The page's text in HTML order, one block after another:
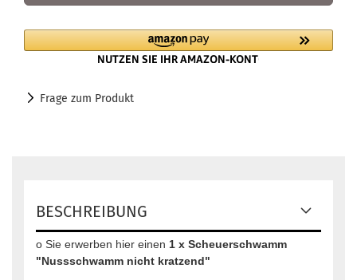
Frage zum Produkt
BESCHREIBUNG
o Sie erwerben hier einen 1 x Scheuerschwamm
"Nussschwamm nicht kratzend"